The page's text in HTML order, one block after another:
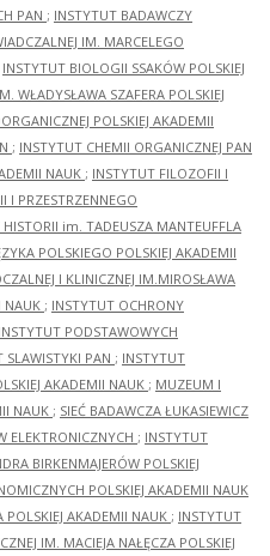
PAN ; INSTYTUT BADAWCZY
IM. MARCELEGO
INSTYTUT BIOLOGII SSAKÓW POLSKIEJ
WŁADYSŁAWA SZAFERA POLSKIEJ
POLSKIEJ AKADEMII
; INSTYTUT CHEMII ORGANICZNEJ PAN
NAUK ; INSTYTUT FILOZOFII I
I PRZESTRZENNEGO
HISTORII im. TADEUSZA MANTEUFFLA
POLSKIEGO POLSKIEJ AKADEMII
I KLINICZNEJ IM.MIROSŁAWA
NAUK ; INSTYTUT OCHRONY
INSTYTUT PODSTAWOWYCH
SLAWISTYKI PAN ; INSTYTUT
AKADEMII NAUK ; MUZEUM I
NAUK ; SIEĆ BADAWCZA ŁUKASIEWICZ
ELEKTRONICZNYCH ; INSTYTUT
BIRKENMAJERÓW POLSKIEJ
POLSKIEJ AKADEMII NAUK
AKADEMII NAUK ; INSTYTUT
IM. MACIEJA NAŁĘCZA POLSKIEJ